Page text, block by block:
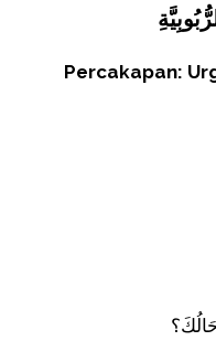
Percakapan: